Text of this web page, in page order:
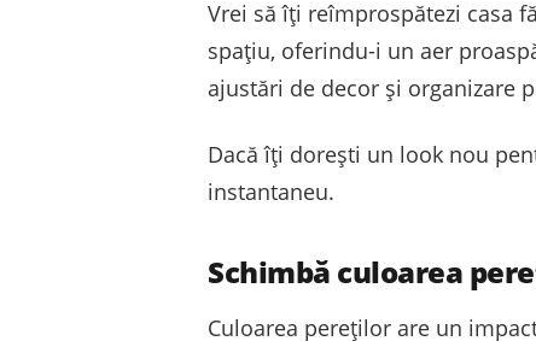
Vrei să îți reîmprospătezi casa
spațiu, oferindu-i un aer
ajustări de decor și organizare
Dacă îți dorești un look nou
instantaneu.
Schimbă culoarea
Culoarea pereților are un